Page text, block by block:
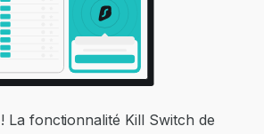
La fonctionnalité Kill Switch de